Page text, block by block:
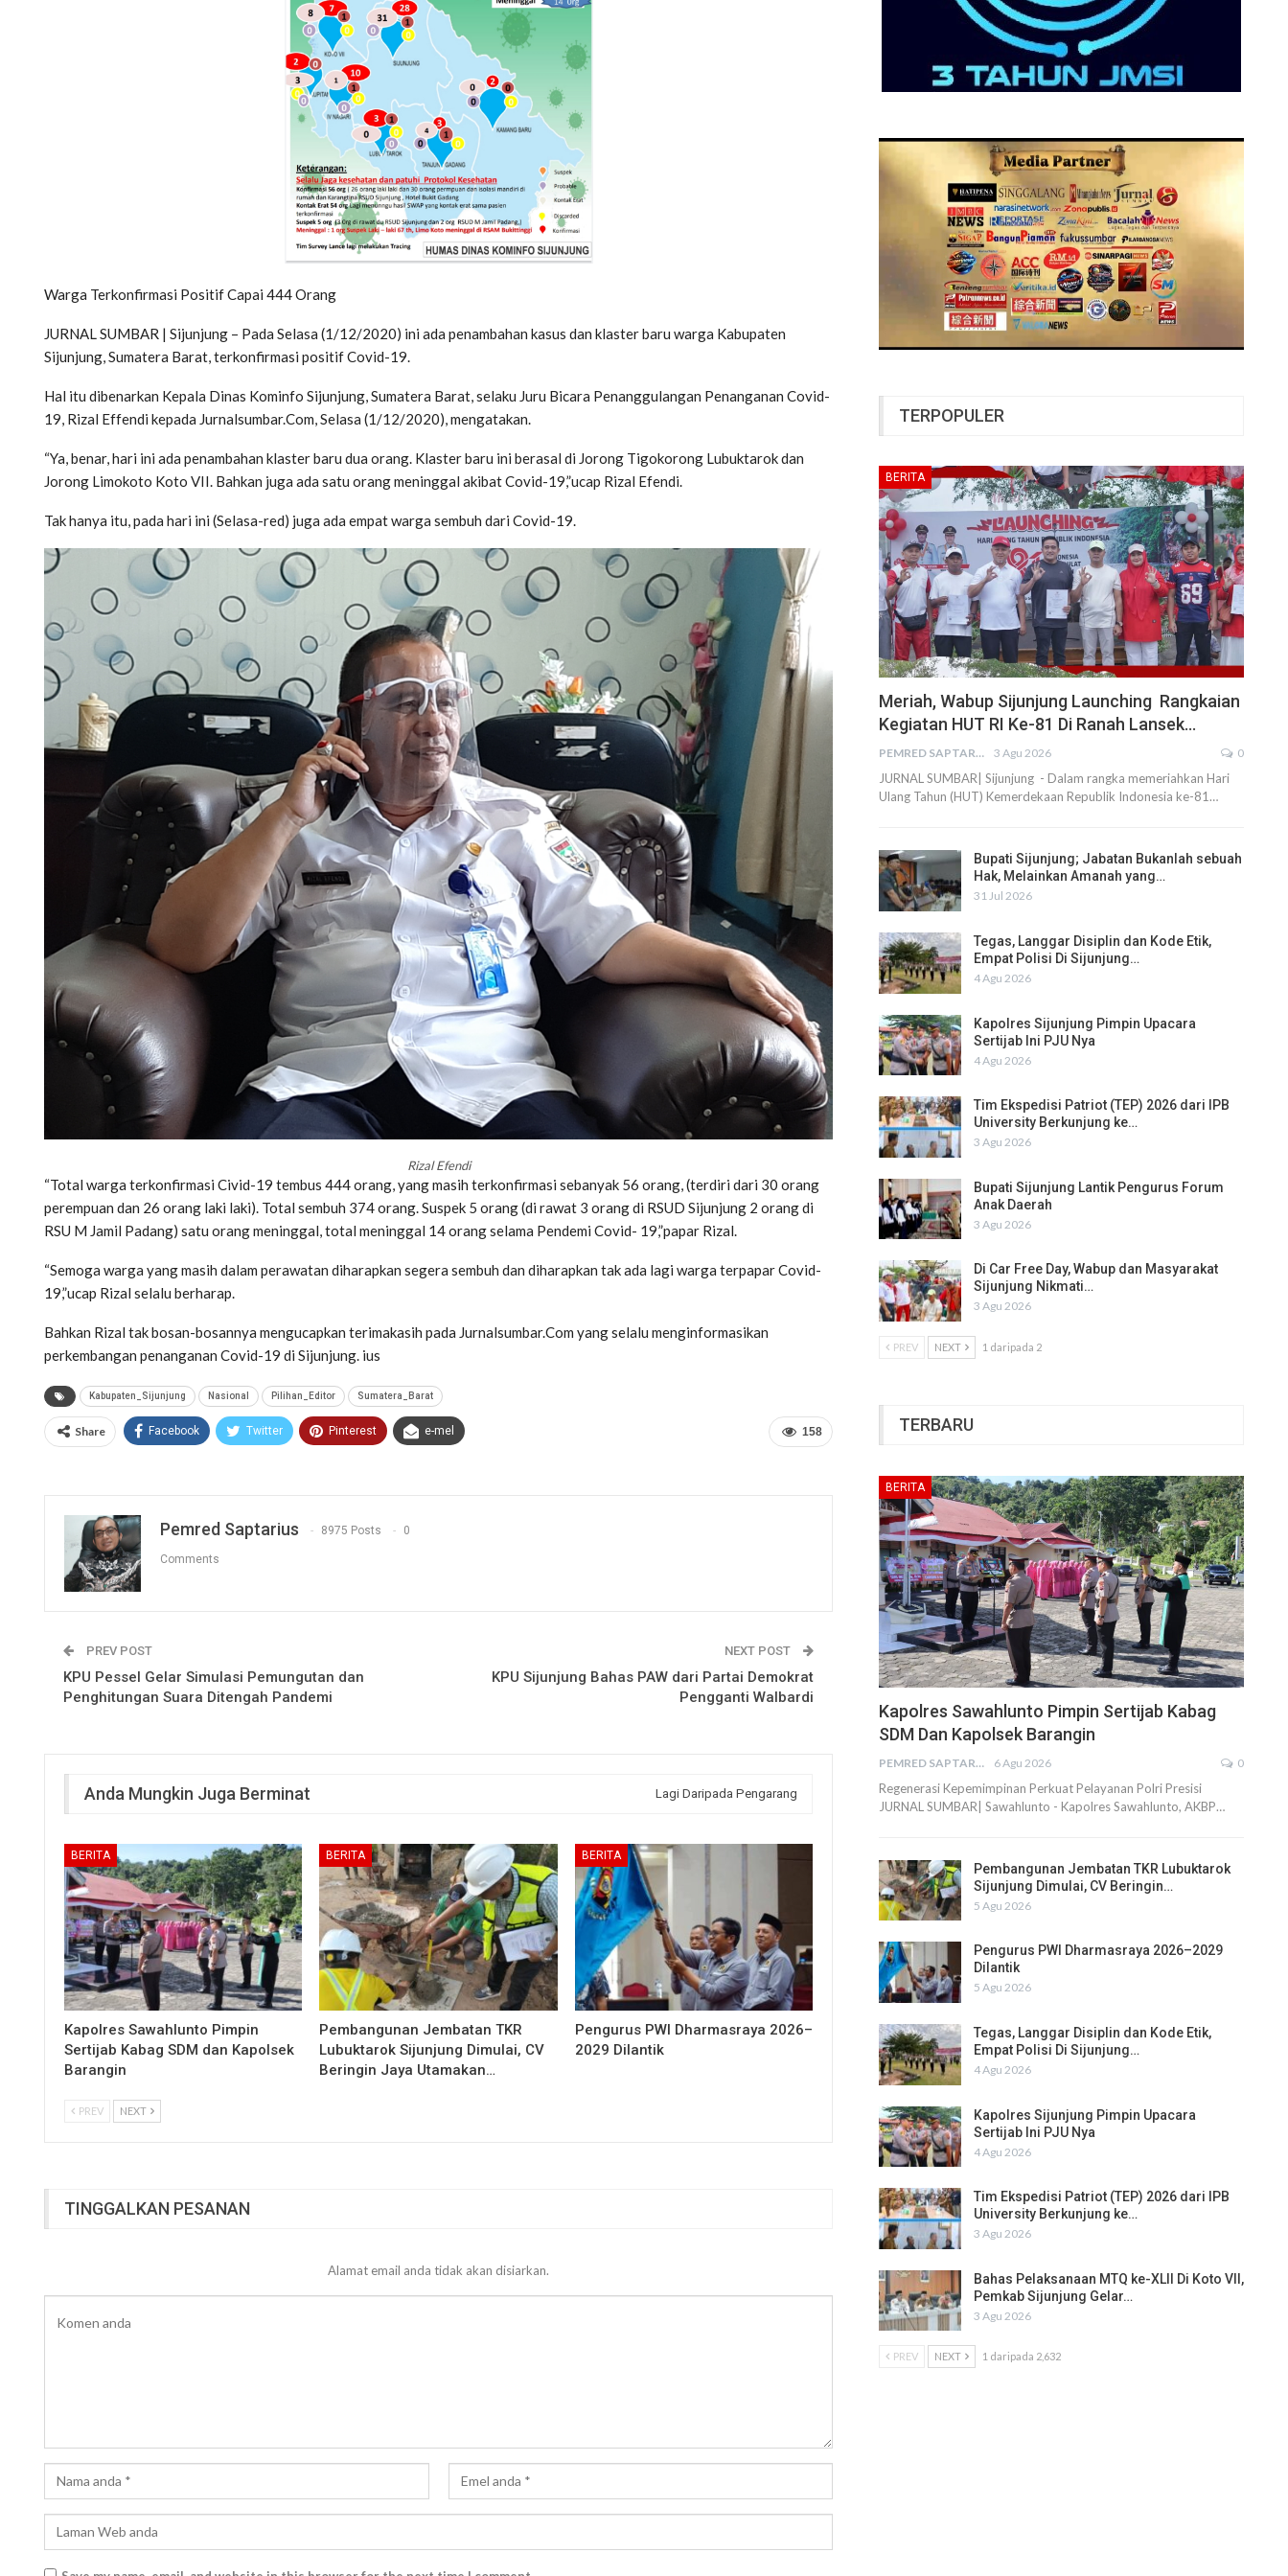
Warga Terkonfirmasi Positif Capai 444 Orang
JURNAL SUMBAR | Sijunjung – Pada Selasa (1/12/2020) ini ada penambahan kasus dan klaster baru warga Kabupaten
Sijunjung, Sumatera Barat, terkonfirmasi positif Covid-19.
Hal itu dibenarkan Kepala Dinas Kominfo Sijunjung, Sumatera Barat, selaku Juru Bicara Penanggulangan Penanganan Covid-
19, Rizal Effendi kepada Jurnalsumbar.Com, Selasa (1/12/2020), mengatakan.
“Ya, benar, hari ini ada penambahan klaster baru dua orang. Klaster baru ini berasal di Jorong Tigokorong Lubuktarok dan
Jorong Limokoto Koto VII. Bahkan juga ada satu orang meninggal akibat Covid-19,”ucap Rizal Efendi.
Tak hanya itu, pada hari ini (Selasa-red) juga ada empat warga sembuh dari Covid-19.
Rizal Efendi
“Total warga terkonfirmasi Civid-19 tembus 444 orang, yang masih terkonfirmasi sebanyak 56 orang, (terdiri dari 30 orang
perempuan dan 26 orang laki laki). Total sembuh 374 orang. Suspek 5 orang (di rawat 3 orang di RSUD Sijunjung 2 orang di
RSU M Jamil Padang) satu orang meninggal, total meninggal 14 orang selama Pendemi Covid- 19,”papar Rizal.
“Semoga warga yang masih dalam perawatan diharapkan segera sembuh dan diharapkan tak ada lagi warga terpapar Covid-
19,”ucap Rizal selalu berharap.
Bahkan Rizal tak bosan-bosannya mengucapkan terimakasih pada Jurnalsumbar.Com yang selalu menginformasikan
perkembangan penanganan Covid-19 di Sijunjung. ius
Kabupaten_Sijunjung Nasional Pilihan_Editor Sumatera_Barat
158
Share Facebook Twitter Pinterest e-mel
Pemred Saptarius 8975 Posts 0
Comments
PREV POST
KPU Pessel Gelar Simulasi Pemungutan dan
Penghitungan Suara Ditengah Pandemi
NEXT POST
KPU Sijunjung Bahas PAW dari Partai Demokrat
Pengganti Walbardi
Anda Mungkin Juga Berminat Lagi Daripada Pengarang
BERITA
Kapolres Sawahlunto Pimpin
Sertijab Kabag SDM dan Kapolsek
Barangin
BERITA
Pembangunan Jembatan TKR
Lubuktarok Sijunjung Dimulai, CV
Beringin Jaya Utamakan…
BERITA
Pengurus PWI Dharmasraya 2026–
2029 Dilantik
PREV NEXT
TINGGALKAN PESANAN
Alamat email anda tidak akan disiarkan.
TERPOPULER
BERITA
Meriah, Wabup Sijunjung Launching Rangkaian
Kegiatan HUT RI Ke-81 Di Ranah Lansek…
PEMRED SAPTARIUS 3 Agu 2026 0
JURNAL SUMBAR| Sijunjung - Dalam rangka memeriahkan Hari
Ulang Tahun (HUT) Kemerdekaan Republik Indonesia ke-81…
Bupati Sijunjung; Jabatan Bukanlah sebuah
Hak, Melainkan Amanah yang…
31 Jul 2026
Tegas, Langgar Disiplin dan Kode Etik,
Empat Polisi Di Sijunjung…
4 Agu 2026
Kapolres Sijunjung Pimpin Upacara
Sertijab Ini PJU Nya
4 Agu 2026
Tim Ekspedisi Patriot (TEP) 2026 dari IPB
University Berkunjung ke…
3 Agu 2026
Bupati Sijunjung Lantik Pengurus Forum
Anak Daerah
3 Agu 2026
Di Car Free Day, Wabup dan Masyarakat
Sijunjung Nikmati…
3 Agu 2026
PREV NEXT 1 daripada 2
TERBARU
BERITA
Kapolres Sawahlunto Pimpin Sertijab Kabag
SDM Dan Kapolsek Barangin
PEMRED SAPTARIUS 6 Agu 2026 0
Regenerasi Kepemimpinan Perkuat Pelayanan Polri Presisi
JURNAL SUMBAR| Sawahlunto - Kapolres Sawahlunto, AKBP…
Pembangunan Jembatan TKR Lubuktarok
Sijunjung Dimulai, CV Beringin…
5 Agu 2026
Pengurus PWI Dharmasraya 2026–2029
Dilantik
5 Agu 2026
Tegas, Langgar Disiplin dan Kode Etik,
Empat Polisi Di Sijunjung…
4 Agu 2026
Kapolres Sijunjung Pimpin Upacara
Sertijab Ini PJU Nya
4 Agu 2026
Tim Ekspedisi Patriot (TEP) 2026 dari IPB
University Berkunjung ke…
3 Agu 2026
Bahas Pelaksanaan MTQ ke-XLII Di Koto VII,
Pemkab Sijunjung Gelar…
3 Agu 2026
PREV NEXT 1 daripada 2,632